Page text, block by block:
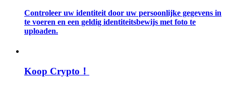
Controleer uw identiteit door uw persoonlijke gegevens in
te voeren en een geldig identiteitsbewijs met foto te
uploaden.
Koop Crypto！